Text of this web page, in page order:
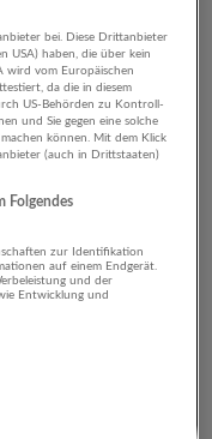
bei. Diese Drittanbieter
USA) haben, die über kein
wird vom Europäischen
da die in diesem
US-Behörden zu Kontroll-
und Sie gegen eine solche
können. Mit dem Klick
(auch in Drittstaaten)
Folgendes
zur Identifikation
auf einem Endgerät.
und der
Entwicklung und